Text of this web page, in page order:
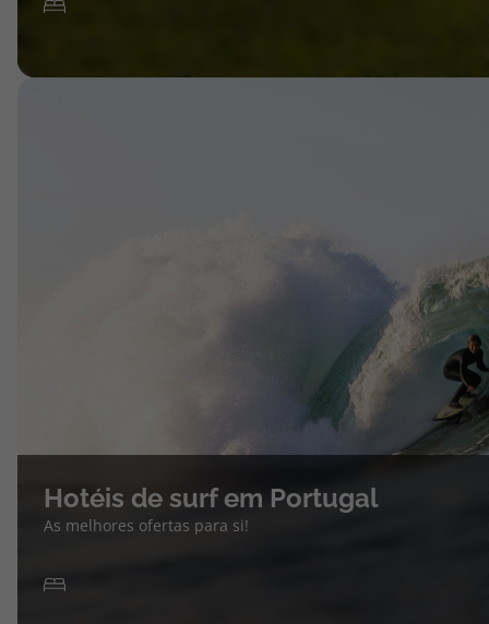
Hotéis de surf em Portugal
As melhores ofertas para si!